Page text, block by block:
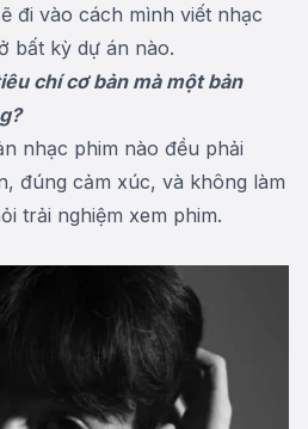
đi vào cách mình viết nhạc
bất kỳ dự án nào.
chí cơ bản mà một bản
nhạc phim nào đều phải
đúng cảm xúc, và không làm
trải nghiệm xem phim.